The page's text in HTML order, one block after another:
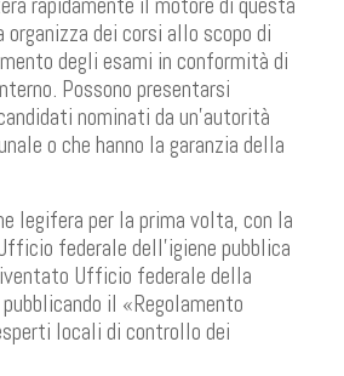
organizza dei corsi allo scopo di
degli esami in conformità di
Possono presentarsi
nominati da un'autorità
o che hanno la garanzia della
legifera per la prima volta, con la
federale dell'igiene pubblica
Ufficio federale della
il «Regolamento
locali di controllo dei